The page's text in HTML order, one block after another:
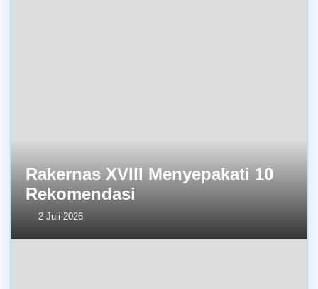
Rakernas XVIII Menyepakati 10
Rekomendasi
2 Juli 2026